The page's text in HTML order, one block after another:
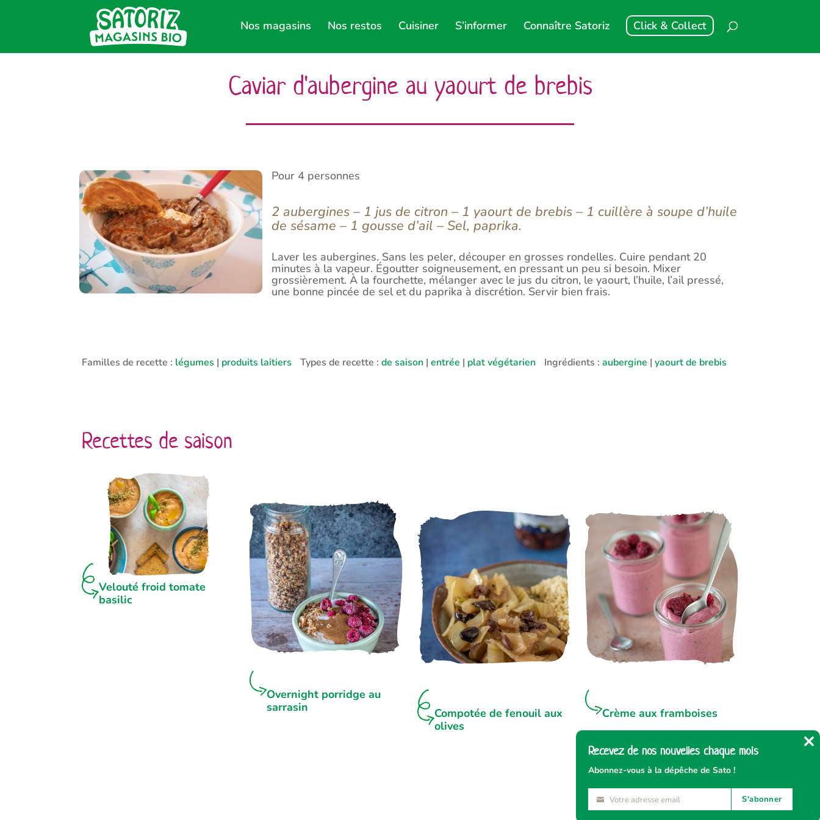
Nos magasins Nos restos Cuisiner S’informer Connaître Satoriz Click & Collect
Caviar d'aubergine au yaourt de brebis
Pour 4 personnes
2 aubergines – 1 jus de citron – 1 yaourt de brebis – 1 cuillère à soupe d’huile
de sésame – 1 gousse d’ail – Sel, paprika.
Laver les aubergines. Sans les peler, découper en grosses rondelles. Cuire pendant 20
minutes à la vapeur. Égoutter soigneusement, en pressant un peu si besoin. Mixer
grossièrement. À la fourchette, mélanger avec le jus du citron, le yaourt, l’huile, l’ail pressé,
une bonne pincée de sel et du paprika à discrétion. Servir bien frais.
Familles de recette : légumes | produits laitiers Types de recette :de saison |entrée | plat végétarien Ingrédients :aubergine |yaourt de brebis
Recettes de saison
Velouté froid tomate
basilic
Overnight porridge au
sarrasin
Compotée de fenouil aux
olives
Crème aux framboises
Recevez de nos nouvelles chaque mois
Abonnez-vous à la dépêche de Sato !
VotreVotre adresse email S'abonner